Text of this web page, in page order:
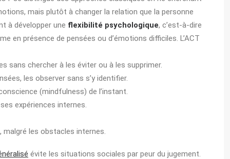
mais plutôt à changer la relation que la personne
à développer une flexibilité psychologique, c’est-à-dire
en présence de pensées ou d’émotions difficiles. L’ACT
sans chercher à les éviter ou à les supprimer.
les observer sans s’y identifier.
(mindfulness) de l’instant.
expériences internes.
malgré les obstacles internes.
évite les situations sociales par peur du jugement.